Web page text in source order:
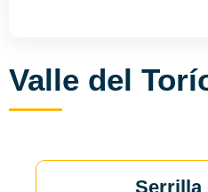
Valle del
Serrilla